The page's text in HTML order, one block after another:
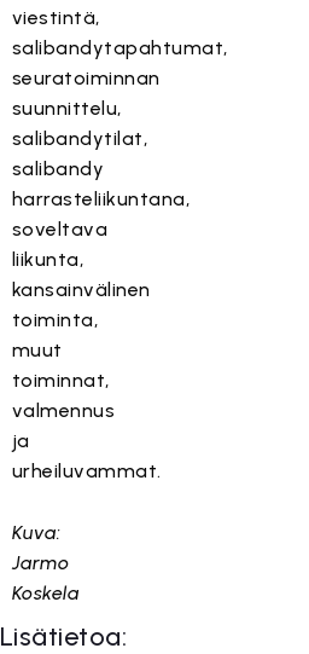
viestintä,
salibandytapahtumat,
seuratoiminnan
suunnittelu,
salibandytilat,
salibandy
harrasteliikuntana,
soveltava
liikunta,
kansainvälinen
toiminta,
muut
toiminnat,
valmennus
ja
urheiluvammat.
Kuva:
Jarmo
Koskela
Lisätietoa: